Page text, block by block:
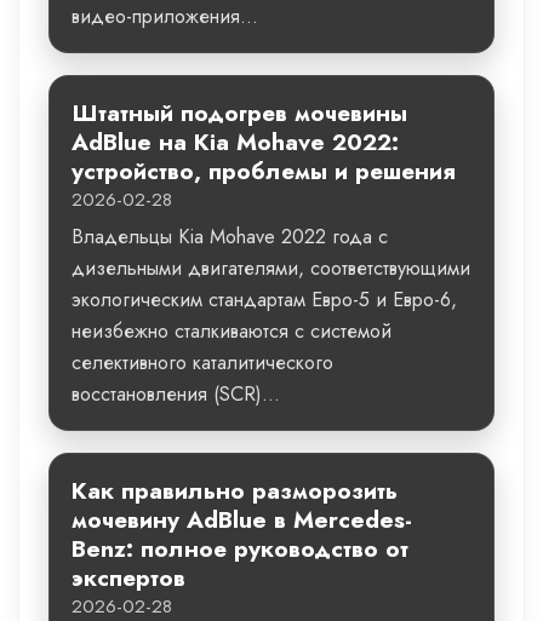
видео-приложения...
Штатный подогрев мочевины
AdBlue на Kia Mohave 2022:
устройство, проблемы и решения
2026-02-28
Владельцы Kia Mohave 2022 года с
дизельными двигателями, соответствующими
экологическим стандартам Евро-5 и Евро-6,
неизбежно сталкиваются с системой
селективного каталитического
восстановления (SCR)...
Как правильно разморозить
мочевину AdBlue в Mercedes-
Benz: полное руководство от
экспертов
2026-02-28